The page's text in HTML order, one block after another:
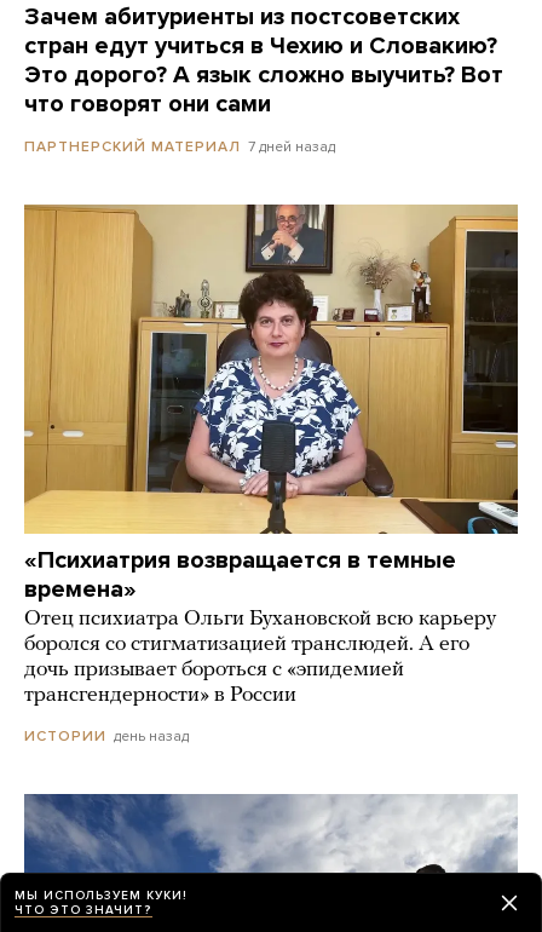
Зачем абитуриенты из постсоветских
стран едут учиться в Чехию и Словакию?
Это дорого? А язык сложно выучить? Вот
что говорят они сами
ПАРТНЕРСКИЙ МАТЕРИАЛ 7 дней назад
«Психиатрия возвращается в темные
времена»
Отец психиатра Ольги Бухановской всю карьеру
боролся со стигматизацией транслюдей. А его
дочь призывает бороться с «эпидемией
трансгендерности» в России
ИСТОРИИ день назад
МЫ ИСПОЛЬЗУЕМ КУКИ!
ЧТО ЭТО ЗНАЧИТ?